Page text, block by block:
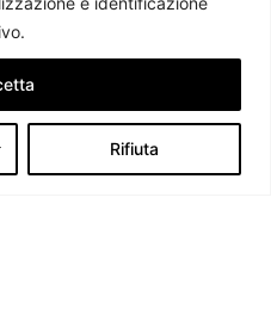
Rifiuta